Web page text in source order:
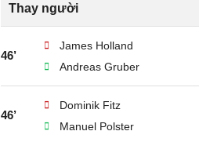
Thay người
46’
James Holland
Andreas Gruber
46’
Dominik Fitz
Manuel Polster